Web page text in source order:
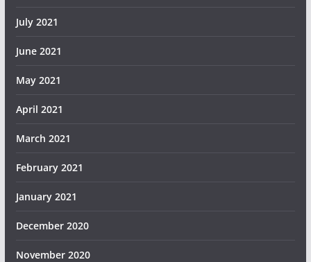
July 2021
June 2021
May 2021
April 2021
March 2021
February 2021
January 2021
December 2020
November 2020